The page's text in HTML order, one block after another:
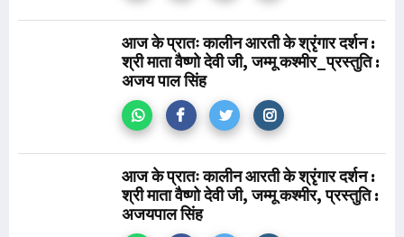
आज के प्रातः कालीन आरती के श्रृंगार दर्शन :
श्री माता वैष्णो देवी जी, जम्मू कश्मीर_प्रस्तुति :
अजय पाल सिंह
आज के प्रातः कालीन आरती के श्रृंगार दर्शन :
श्री माता वैष्णो देवी जी, जम्मू कश्मीर, प्रस्तुति :
अजयपाल सिंह